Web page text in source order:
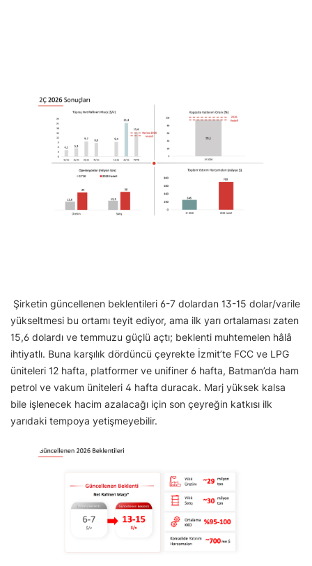
Şirketin güncellenen beklentileri 6-7 dolardan 13-15 dolar/varile
yükseltmesi bu ortamı teyit ediyor, ama ilk yarı ortalaması zaten
15,6 dolardı ve temmuzu güçlü açtı; beklenti muhtemelen hâlâ
ihtiyatlı. Buna karşılık dördüncü çeyrekte İzmit’te FCC ve LPG
üniteleri 12 hafta, platformer ve unifiner 6 hafta, Batman’da ham
petrol ve vakum üniteleri 4 hafta duracak. Marj yüksek kalsa
bile işlenecek hacim azalacağı için son çeyreğin katkısı ilk
yarıdaki tempoya yetişmeyebilir.